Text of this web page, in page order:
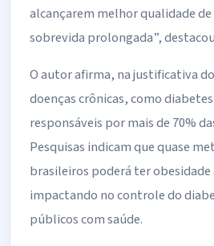
alcançarem melhor qualidade
sobrevida prolongada”,
O autor afirma, na justificativa
doenças crônicas, como
responsáveis por mais de 70%
Pesquisas indicam que quase
brasileiros poderá ter obesidade
impactando no controle do
públicos com saúde.